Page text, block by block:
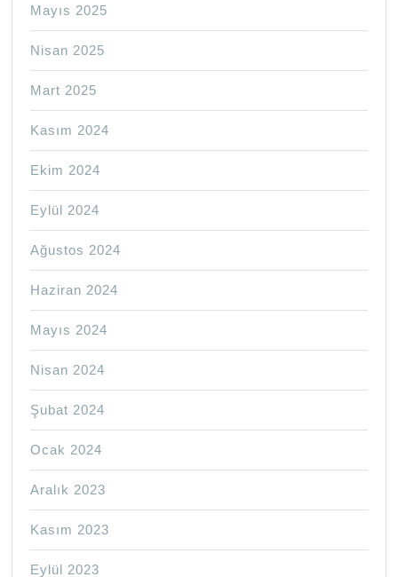
Mayıs 2025
Nisan 2025
Mart 2025
Kasım 2024
Ekim 2024
Eylül 2024
Ağustos 2024
Haziran 2024
Mayıs 2024
Nisan 2024
Şubat 2024
Ocak 2024
Aralık 2023
Kasım 2023
Eylül 2023